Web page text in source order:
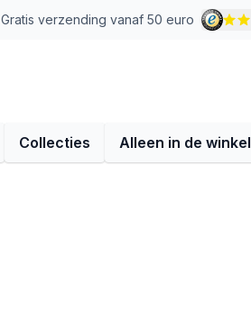
Gratis verzending vanaf 50 euro
Collecties Alleen in de winkel